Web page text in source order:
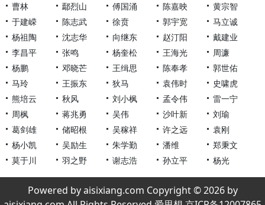
曹林
鄢烈山 傅国涌 陈嘉映
黄宗智
于建嵘
陈志武 徐贲 郭宇宽
马立诚
杨祖陶
沈志华 向继东 赵汀阳
戴建业
李昌平
张鸣 杨奎松 王海光
周濂
杨鹏
邓晓芒 王缉思 陈奉孝
郭世佑
马玲
王振东 狄马 袁伟时
史啸虎
熊培云
秋风 刘小枫 孟令伟
雷一宁
周枫
蒋兆勇 吴伟 沙叶新
刘瑜
葛剑雄
储昭根 吴稼祥 许之远
袁刚
杨小凯
吴励生 朱学勤 潘维
郑秉文
莫于川
羽之野 谢志浩 孙立平 杨光
Powered by aisixiang.com Copyright © 2026 by